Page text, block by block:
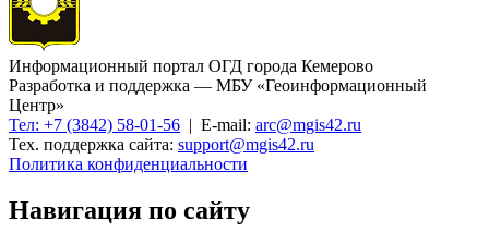
Информационный портал ОГД города Кемерово
Разработка и поддержка — МБУ «Геоинформационный
Центр»
Тел: +7 (3842) 58-01-56 | E-mail: arc@mgis42.ru
Тех. поддержка сайта: support@mgis42.ru
Политика конфиденциальности
Навигация по сайту